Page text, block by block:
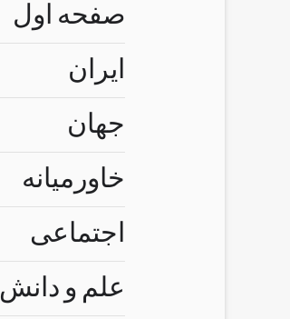
صفحه اول
ایران
جهان
خاورمیانه
اجتماعی
علم و دانش